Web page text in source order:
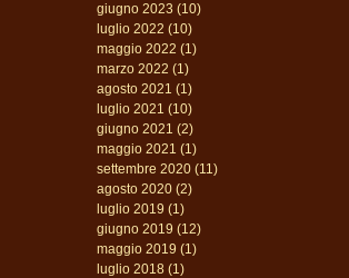
giugno 2023 (10)
luglio 2022 (10)
maggio 2022 (1)
marzo 2022 (1)
agosto 2021 (1)
luglio 2021 (10)
giugno 2021 (2)
maggio 2021 (1)
settembre 2020 (11)
agosto 2020 (2)
luglio 2019 (1)
giugno 2019 (12)
maggio 2019 (1)
luglio 2018 (1)